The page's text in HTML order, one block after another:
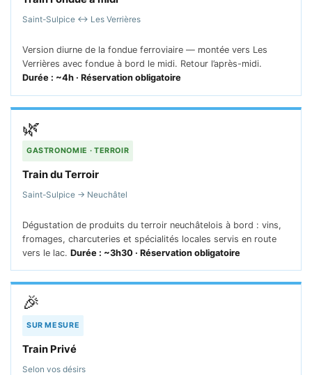
Saint-Sulpice ↔ Les Verrières
Version diurne de la fondue ferroviaire — montée vers Les
Verrières avec fondue à bord le midi. Retour l’après-midi.
Durée : ~4h · Réservation obligatoire
🌿
GASTRONOMIE · TERROIR
Train du Terroir
Saint-Sulpice → Neuchâtel
Dégustation de produits du terroir neuchâtelois à bord : vins,
fromages, charcuteries et spécialités locales servis en route
vers le lac. Durée : ~3h30 · Réservation obligatoire
🎉
SUR MESURE
Train Privé
Selon vos désirs